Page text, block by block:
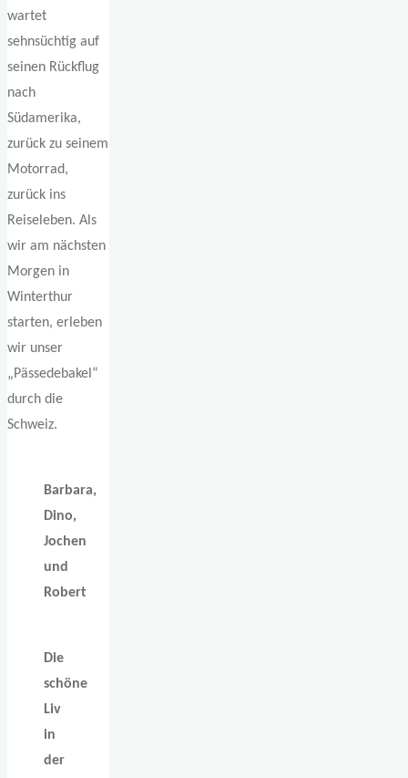
wartet
sehnsüchtig auf
seinen Rückflug
nach
Südamerika,
zurück zu seinem
Motorrad,
zurück ins
Reiseleben. Als
wir am nächsten
Morgen in
Winterthur
starten, erleben
wir unser
„Pässedebakel“
durch die
Schweiz.
Barbara,
Dino,
Jochen
und
Robert
Die
schöne
Liv
in
der